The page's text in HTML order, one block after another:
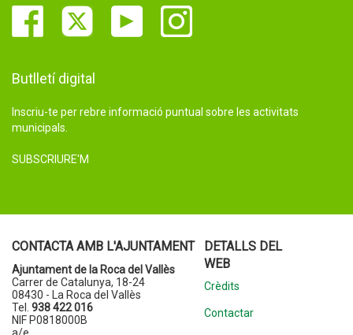
Butlletí digital
Inscriu-te per rebre informació puntual sobre les activitats
municipals.
SUBSCRIURE'M
CONTACTA AMB L'AJUNTAMENT
Ajuntament de la Roca del Vallès
Carrer de Catalunya, 18-24
08430 - La Roca del Vallès
Tel. 938 422 016
NIF P0818000B
DETALLS DEL
WEB
Crèdits
Contactar